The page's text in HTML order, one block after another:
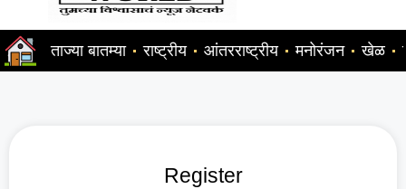
ताज्या बातम्या राष्ट्रीय आंतरराष्ट्रीय मनोरंजन खेळ
Register